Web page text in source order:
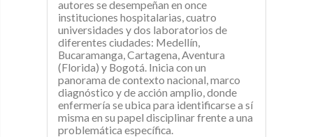
autores se desempeñan en once
instituciones hospitalarias, cuatro
universidades y dos laboratorios de
diferentes ciudades: Medellín,
Bucaramanga, Cartagena, Aventura
(Florida) y Bogotá. Inicia con un
panorama de contexto nacional, marco
diagnóstico y de acción amplio, donde
enfermería se ubica para identificarse a sí
misma en su papel disciplinar frente a una
problemática específica.